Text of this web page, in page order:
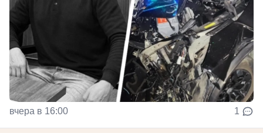
вчера в 16:00 1